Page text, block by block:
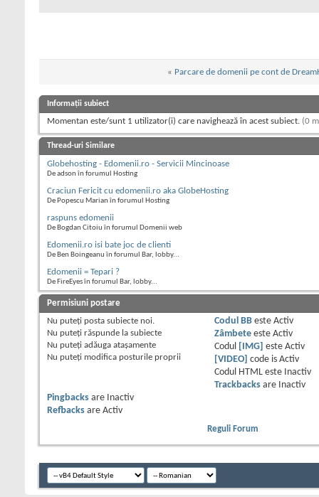
« Parcare de domenii pe cont de
Informații subiect
Momentan este/sunt 1 utilizator(i) care navighează în acest subiect. (0
Thread-uri Similare
Globehosting - Edomenii.ro - Servicii Mincinoase
De adson în forumul Hosting
Craciun Fericit cu edomenii.ro aka GlobeHosting
De Popescu Marian în forumul Hosting
raspuns edomenii
De Bogdan Citoiu în forumul Domenii web
Edomenii.ro isi bate joc de clienti
De Ben Boingeanu în forumul Bar, lobby...
Edomenii = Tepari ?
De FireEyes în forumul Bar, lobby...
Permisiuni postare
Nu puteţi posta subiecte noi.
Nu puteţi răspunde la subiecte
Nu puteţi adăuga ataşamente
Nu puteţi modifica posturile proprii
Codul BBeste Activ
Zâmbeteeste Activ
Codul
[IMG] este Activ
[VIDEO] code is Activ
Codul HTML este
Inactiv
Trackbacksare
Inactiv
Pingbacks are
Inactiv
Refbacks are Activ
Reguli Forum